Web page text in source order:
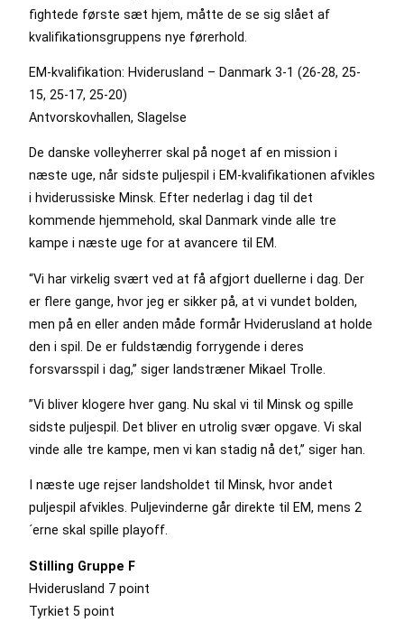
fightede første sæt hjem, måtte de se sig slået af
kvalifikationsgruppens nye førerhold.
EM-kvalifikation: Hviderusland – Danmark 3-1 (26-28, 25-
15, 25-17, 25-20)
Antvorskovhallen, Slagelse
De danske volleyherrer skal på noget af en mission i
næste uge, når sidste puljespil i EM-kvalifikationen afvikles
i hviderussiske Minsk. Efter nederlag i dag til det
kommende hjemmehold, skal Danmark vinde alle tre
kampe i næste uge for at avancere til EM.
“Vi har virkelig svært ved at få afgjort duellerne i dag. Der
er flere gange, hvor jeg er sikker på, at vi vundet bolden,
men på en eller anden måde formår Hviderusland at holde
den i spil. De er fuldstændig forrygende i deres
forsvarsspil i dag,” siger landstræner Mikael Trolle.
”Vi bliver klogere hver gang. Nu skal vi til Minsk og spille
sidste puljespil. Det bliver en utrolig svær opgave. Vi skal
vinde alle tre kampe, men vi kan stadig nå det,” siger han.
I næste uge rejser landsholdet til Minsk, hvor andet
puljespil afvikles. Puljevinderne går direkte til EM, mens 2
´erne skal spille playoff.
Stilling Gruppe F
Hviderusland 7 point
Tyrkiet 5 point